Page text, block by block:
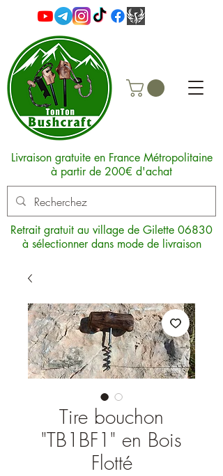
Livraison gratuite en France Métropolitaine
à partir de 200€ d'achat
Retrait gratuit au village de Gilette 06830
à sélectionner dans mode de livraison
Tire bouchon
"TB1BF1" en Bois
Flotté